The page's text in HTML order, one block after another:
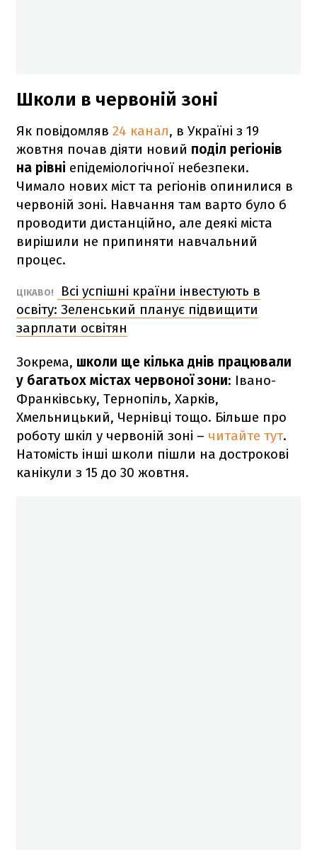
Школи в червоній зоні
Як повідомляв 24 канал, в Україні з 19
жовтня почав діяти новий поділ регіонів
на рівні епідеміологічної небезпеки.
Чимало нових міст та регіонів опинилися в
червоній зоні. Навчання там варто було б
проводити дистанційно, але деякі міста
вирішили не припиняти навчальний
процес.
ЦІКАВО!
Всі успішні країни інвестують в
освіту: Зеленський планує підвищити
зарплати освітян
Зокрема, школи ще кілька днів працювали
у багатьох містах червоної зони: Івано-
Франківську, Тернопіль, Харків,
Хмельницький, Чернівці тощо. Більше про
роботу шкіл у червоній зоні – читайте тут.
Натомість інші школи пішли на дострокові
канікули з 15 до 30 жовтня.